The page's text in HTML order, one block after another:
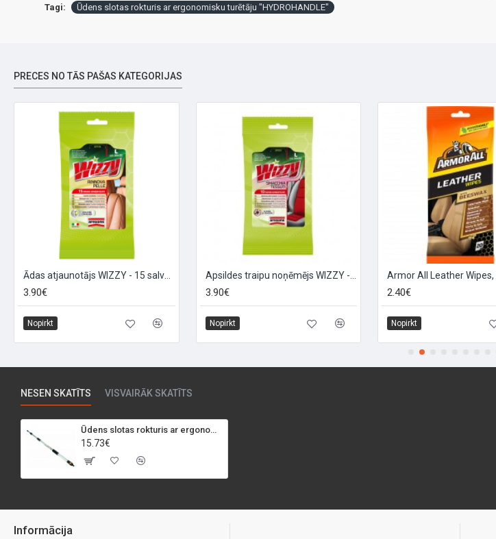
Tagi: Ūdens slotas rokturis ar ergonomisku turētāju "HYDROHANDLE"
PRECES NO TĀS PAŠAS KATEGORIJAS
Ādas atjaunotājs WIZZY - 15 salvetes
3.90€
Nopirkt
3.90€
Nopirkt
2.40€
Nopirkt
NESEN SKATĪTS VISVAIRĀK SKATĪTS
Ūdens slotas rokturis ar ergonomisku turētāju "HYDROHANDLE"
15.73€
Informācija